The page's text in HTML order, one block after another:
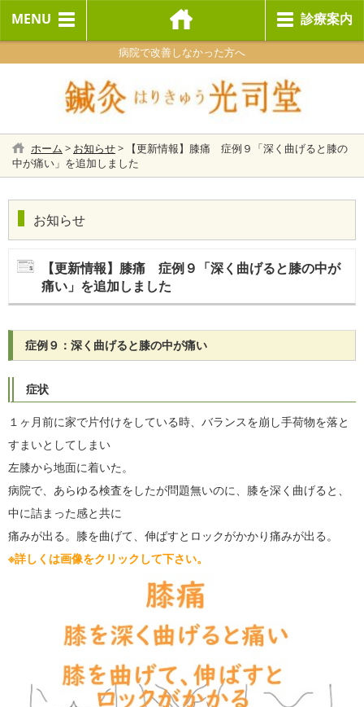
MENU 診療案内
病院で改善しなかった方へ
ホーム > お知らせ>
【更新情報】膝痛 症例９「深く曲げると膝の
中が痛い」を追加しました
お知らせ
【更新情報】膝痛 症例９「深く曲げると膝の中が
痛い」を追加しました
症例９：深く曲げると膝の中が痛い
症状
１ヶ月前に家で片付けをしている時、バランスを崩し手荷物を落と
すまいとしてしまい
左膝から地面に着いた。
病院で、あらゆる検査をしたが問題無いのに、膝を深く曲げると、
中に詰まった感と共に
痛みが出る。膝を曲げて、伸ばすとロックがかかり痛みが出る。
※詳しくは画像をクリックして下さい。